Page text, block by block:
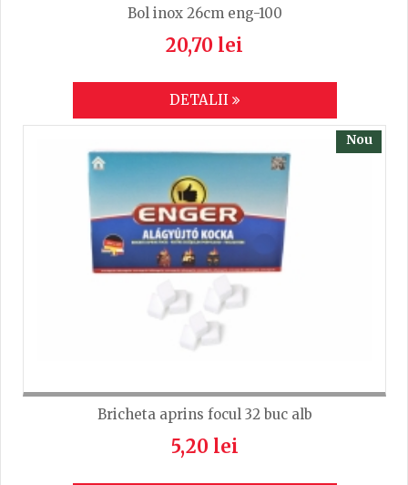
Bol inox 26cm eng-100
20,70 lei
DETALII
Nou
Bricheta aprins focul 32 buc alb
5,20 lei